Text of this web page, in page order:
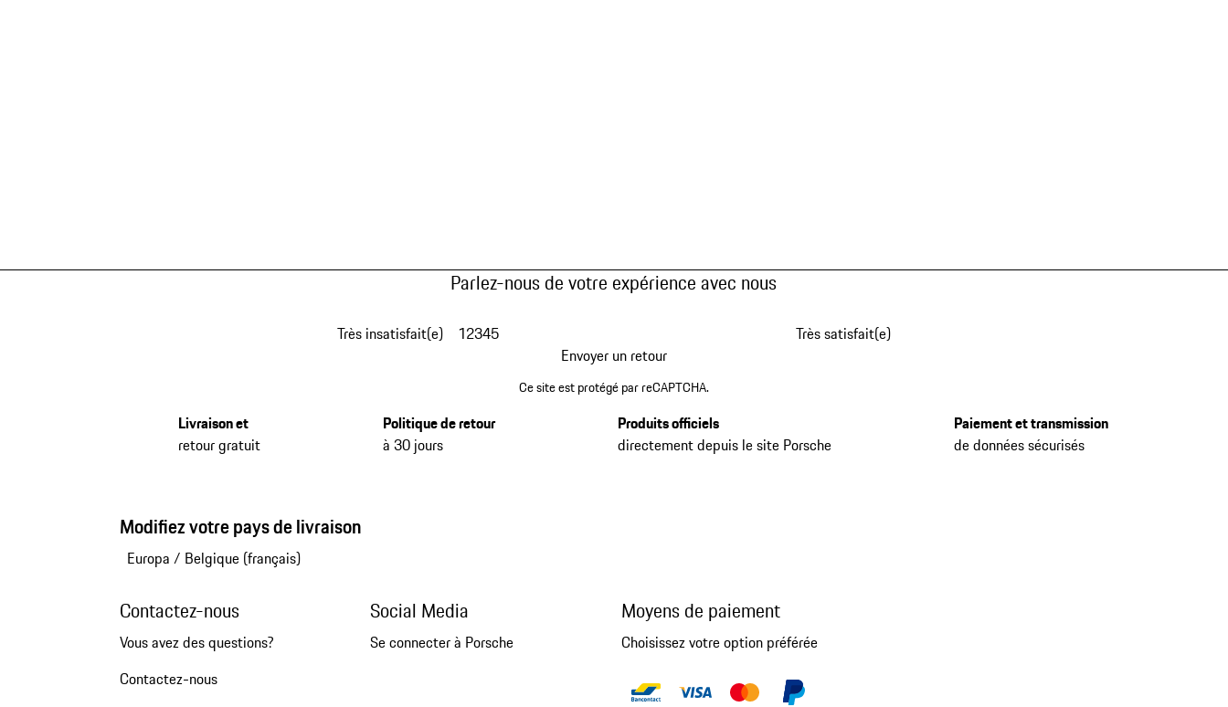
Parlez-nous de votre expérience avec nous
Très insatisfait(e) 12345
Très satisfait(e)
Envoyer un retour
Ce site est protégé par reCAPTCHA.
Livraison et
retour gratuit
Politique de retour
à 30 jours
Produits officiels
directement depuis le site Porsche
Paiement et transmission
de données sécurisés
Modifiez votre pays de livraison
Europa / Belgique (français)
Contactez-nous
Vous avez des questions?
Contactez-nous
Social Media
Se connecter à Porsche
Moyens de paiement
Choisissez votre option préférée